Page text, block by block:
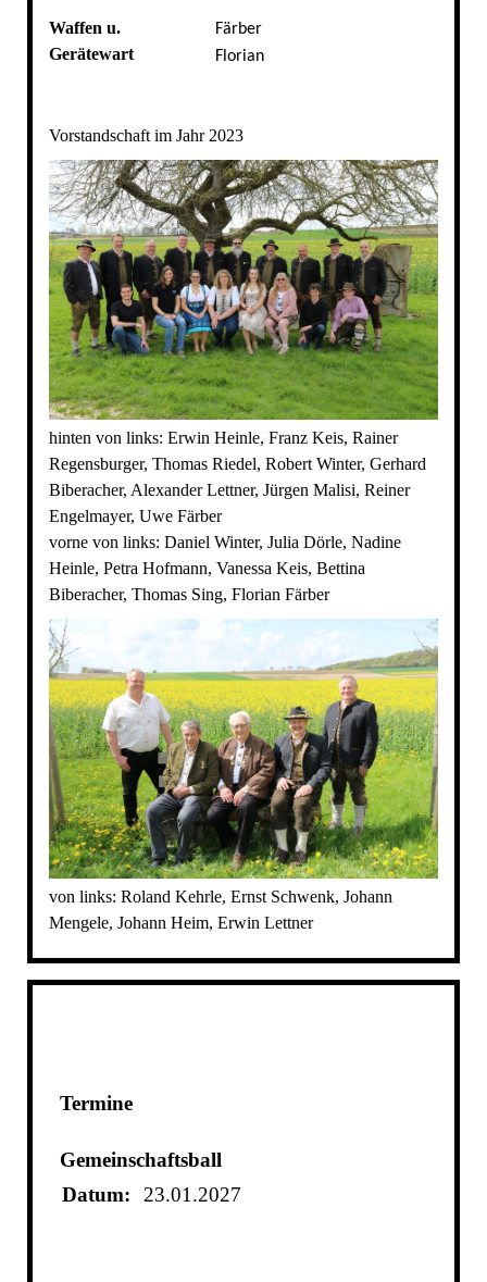
Waffen u.
Gerätewart
Färber
Florian
Vorstandschaft im Jahr 2023
hinten von links: Erwin Heinle, Franz Keis, Rainer
Regensburger, Thomas Riedel, Robert Winter, Gerhard
Biberacher, Alexander Lettner, Jürgen Malisi, Reiner
Engelmayer, Uwe Färber
vorne von links: Daniel Winter, Julia Dörle, Nadine
Heinle, Petra Hofmann, Vanessa Keis, Bettina
Biberacher, Thomas Sing, Florian Färber
von links: Roland Kehrle, Ernst Schwenk, Johann
Mengele, Johann Heim, Erwin Lettner
Termine
Gemeinschaftsball
Datum:
23.01.2027